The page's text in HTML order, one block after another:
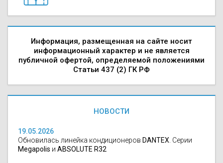
Информация, размещенная на сайте носит
информационный характер и не является
публичной офертой, определяемой положениями
Статьи 437 (2) ГК РФ
НОВОСТИ
19.05.2026
Обновилась линейка кондиционеров DANTEX . Серии
Megapolis и ABSOLUTE R32